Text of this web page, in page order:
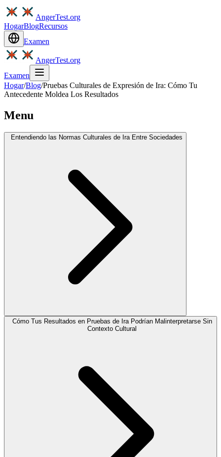
AngerTest.org
HogarBlogRecursos
Examen
AngerTest.org
Examen
Hogar/Blog/Pruebas Culturales de Expresión de Ira: Cómo Tu
Antecedente Moldea Los Resultados
Menu
Entendiendo las Normas Culturales de Ira Entre Sociedades
Cómo Tus Resultados en Pruebas de Ira Podrían Malinterpretarse Sin
Contexto Cultural